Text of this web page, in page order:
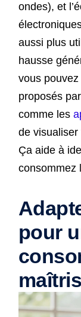
ondes), et
aussi plus
hausse
vous
proposés
comme les
de
Ça aide à
consommez
pour